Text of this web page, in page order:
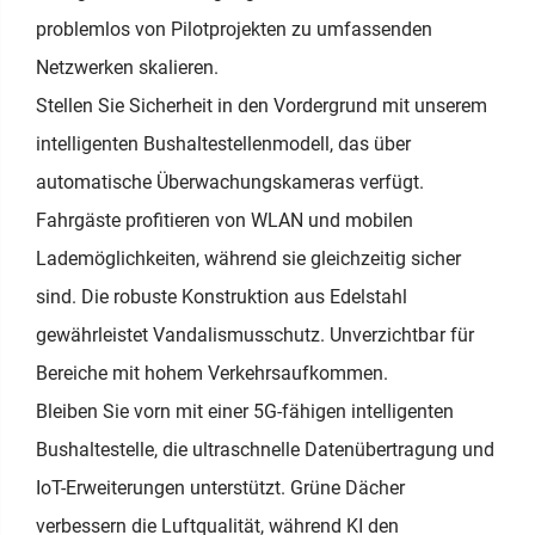
problemlos von Pilotprojekten zu umfassenden
Netzwerken skalieren.
Stellen Sie Sicherheit in den Vordergrund mit unserem
intelligenten Bushaltestellenmodell, das über
automatische Überwachungskameras verfügt.
Fahrgäste profitieren von WLAN und mobilen
Lademöglichkeiten, während sie gleichzeitig sicher
sind. Die robuste Konstruktion aus Edelstahl
gewährleistet Vandalismusschutz. Unverzichtbar für
Bereiche mit hohem Verkehrsaufkommen.
Bleiben Sie vorn mit einer 5G-fähigen intelligenten
Bushaltestelle, die ultraschnelle Datenübertragung und
IoT-Erweiterungen unterstützt. Grüne Dächer
verbessern die Luftqualität, während KI den